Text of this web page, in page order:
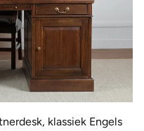
klassiek Engels